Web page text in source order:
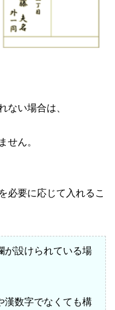
ない場合は、
せん。
必要に応じて入れるこ
が設けられている場
漢数字でなくても構